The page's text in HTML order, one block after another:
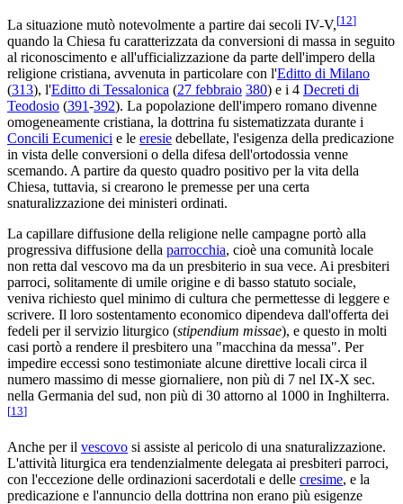
La situazione mutò notevolmente a partire dai secoli IV-V,[12]
quando la Chiesa fu caratterizzata da conversioni di massa in seguito
al riconoscimento e all'ufficializzazione da parte dell'impero della
religione cristiana, avvenuta in particolare con l'Editto di Milano
(313), l'Editto di Tessalonica (27 febbraio 380) e i 4 Decreti di
Teodosio (391-392). La popolazione dell'impero romano divenne
omogeneamente cristiana, la dottrina fu sistematizzata durante i
Concili Ecumenici e le eresie debellate, l'esigenza della predicazione
in vista delle conversioni o della difesa dell'ortodossia venne
scemando. A partire da questo quadro positivo per la vita della
Chiesa, tuttavia, si crearono le premesse per una certa
snaturalizzazione dei ministeri ordinati.
La capillare diffusione della religione nelle campagne portò alla
progressiva diffusione della parrocchia, cioè una comunità locale
non retta dal vescovo ma da un presbiterio in sua vece. Ai presbiteri
parroci, solitamente di umile origine e di basso statuto sociale,
veniva richiesto quel minimo di cultura che permettesse di leggere e
scrivere. Il loro sostentamento economico dipendeva dall'offerta dei
fedeli per il servizio liturgico (stipendium missae), e questo in molti
casi portò a rendere il presbitero una "macchina da messa". Per
impedire eccessi sono testimoniate alcune direttive locali circa il
numero massimo di messe giornaliere, non più di 7 nel IX-X sec.
nella Germania del sud, non più di 30 attorno al 1000 in Inghilterra.
[13]
Anche per il vescovo si assiste al pericolo di una snaturalizzazione.
L'attività liturgica era tendenzialmente delegata ai presbiteri parroci,
con l'eccezione delle ordinazioni sacerdotali e delle cresime, e la
predicazione e l'annuncio della dottrina non erano più esigenze